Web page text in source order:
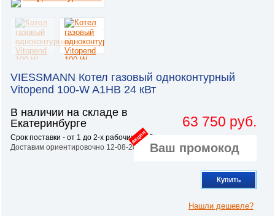
VIESSMANN Котел газовый одноконтурный
Vitopend 100-W A1HB 24 кВт
В наличии на складе в
Екатеринбурге
Срок поставки - от 1 до 2-х рабочих дней.
Доставим ориентировочно 12-08-2026
63 750 руб.
акция
Купить
Нашли дешевле?